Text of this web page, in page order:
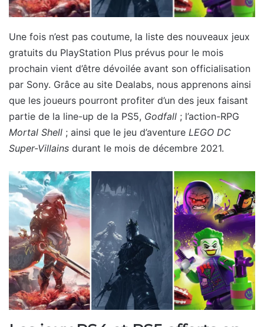
Une fois n’est pas coutume, la liste des nouveaux jeux
gratuits du PlayStation Plus prévus pour le mois
prochain vient d’être dévoilée avant son officialisation
par Sony. Grâce au site Dealabs, nous apprenons ainsi
que les joueurs pourront profiter d’un des jeux faisant
partie de la line-up de la PS5, Godfall ; l’action-RPG
Mortal Shell ; ainsi que le jeu d’aventure LEGO DC
Super-Villains durant le mois de décembre 2021.